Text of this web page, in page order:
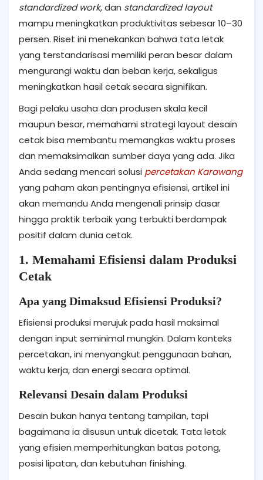
standardized work, dan standardized layout
mampu meningkatkan produktivitas sebesar 10–30
persen. Riset ini menekankan bahwa tata letak
yang terstandarisasi memiliki peran besar dalam
mengurangi waktu dan beban kerja, sekaligus
meningkatkan hasil cetak secara signifikan.
Bagi pelaku usaha dan produsen skala kecil
maupun besar, memahami strategi layout desain
cetak bisa membantu memangkas waktu proses
dan memaksimalkan sumber daya yang ada. Jika
Anda sedang mencari solusi percetakan Karawang
yang paham akan pentingnya efisiensi, artikel ini
akan memandu Anda mengenali prinsip dasar
hingga praktik terbaik yang terbukti berdampak
positif dalam dunia cetak.
1. Memahami Efisiensi dalam Produksi
Cetak
Apa yang Dimaksud Efisiensi Produksi?
Efisiensi produksi merujuk pada hasil maksimal
dengan input seminimal mungkin. Dalam konteks
percetakan, ini menyangkut penggunaan bahan,
waktu kerja, dan energi secara optimal.
Relevansi Desain dalam Produksi
Desain bukan hanya tentang tampilan, tapi
bagaimana ia disusun untuk dicetak. Tata letak
yang efisien memperhitungkan batas potong,
posisi lipatan, dan kebutuhan finishing.